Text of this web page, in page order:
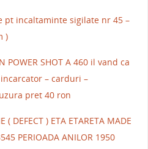
incaltaminte sigilate nr 45 –
)
POWER SHOT A 460 il vand ca
– carduri –
pret 40 ron
( DEFECT ) ETA ETARETA MADE
PERIOADA ANILOR 1950